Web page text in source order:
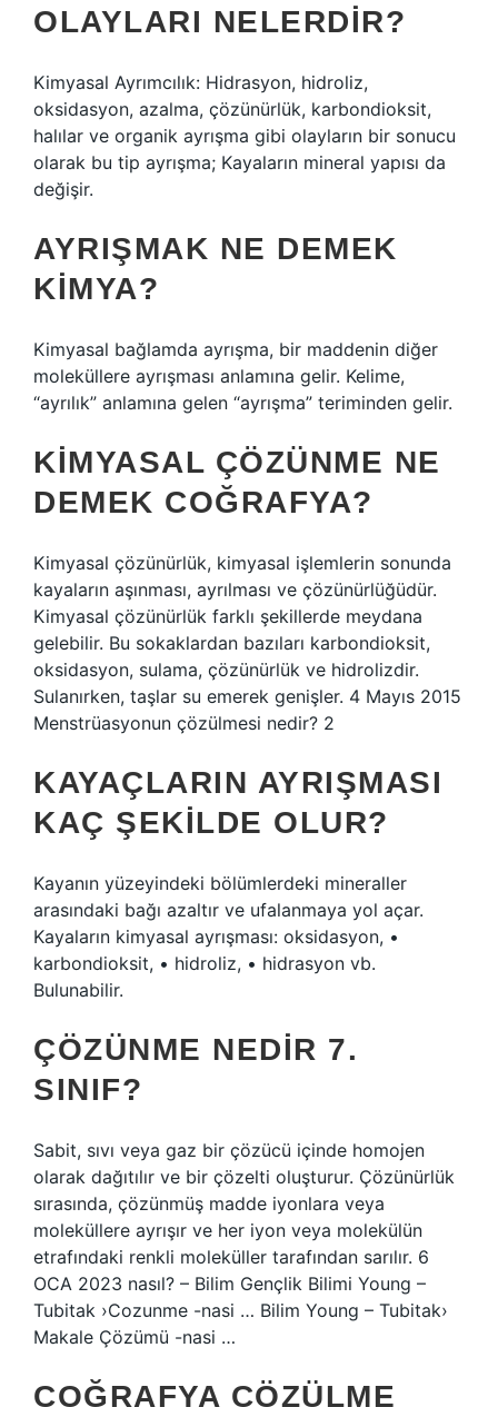
OLAYLARI NELERDIR?
Kimyasal Ayrımcılık: Hidrasyon, hidroliz,
oksidasyon, azalma, çözünürlük, karbondioksit,
halılar ve organik ayrışma gibi olayların bir sonucu
olarak bu tip ayrışma; Kayaların mineral yapısı da
değişir.
AYRIŞMAK NE DEMEK
KIMYA?
Kimyasal bağlamda ayrışma, bir maddenin diğer
moleküllere ayrışması anlamına gelir. Kelime,
“ayrılık” anlamına gelen “ayrışma” teriminden gelir.
KIMYASAL ÇÖZÜNME NE
DEMEK COĞRAFYA?
Kimyasal çözünürlük, kimyasal işlemlerin sonunda
kayaların aşınması, ayrılması ve çözünürlüğüdür.
Kimyasal çözünürlük farklı şekillerde meydana
gelebilir. Bu sokaklardan bazıları karbondioksit,
oksidasyon, sulama, çözünürlük ve hidrolizdir.
Sulanırken, taşlar su emerek genişler. 4 Mayıs 2015
Menstrüasyonun çözülmesi nedir? 2
KAYAÇLARIN AYRIŞMASI
KAÇ ŞEKILDE OLUR?
Kayanın yüzeyindeki bölümlerdeki mineraller
arasındaki bağı azaltır ve ufalanmaya yol açar.
Kayaların kimyasal ayrışması: oksidasyon, •
karbondioksit, • hidroliz, • hidrasyon vb.
Bulunabilir.
ÇÖZÜNME NEDIR 7.
SINIF?
Sabit, sıvı veya gaz bir çözücü içinde homojen
olarak dağıtılır ve bir çözelti oluşturur. Çözünürlük
sırasında, çözünmüş madde iyonlara veya
moleküllere ayrışır ve her iyon veya molekülün
etrafındaki renkli moleküller tarafından sarılır. 6
OCA 2023 nasıl? – Bilim Gençlik Bilimi Young –
Tubitak ›Cozunme -nasi … Bilim Young – Tubitak›
Makale Çözümü -nasi …
COĞRAFYA ÇÖZÜLME